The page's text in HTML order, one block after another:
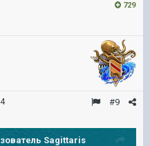
729
#9
Sagittaris